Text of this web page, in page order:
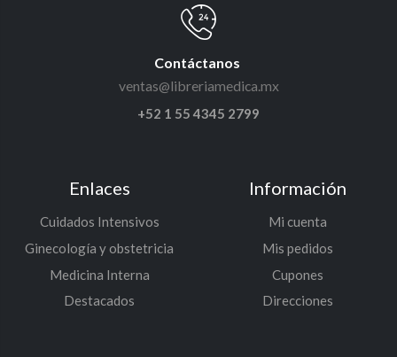
Contáctanos
ventas@libreriamedica.mx
+52 1 55 4345 2799
Enlaces
Cuidados Intensivos
Ginecología y obstetricia
Medicina Interna
Destacados
Información
Mi cuenta
Mis pedidos
Cupones
Direcciones